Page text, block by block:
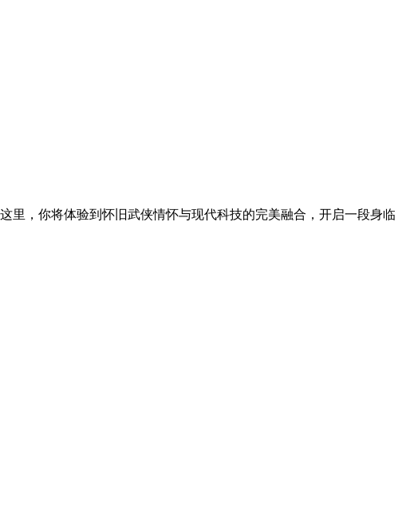
里，你将体验到怀旧武侠情怀与现代科技的完美融合，开启一段身临